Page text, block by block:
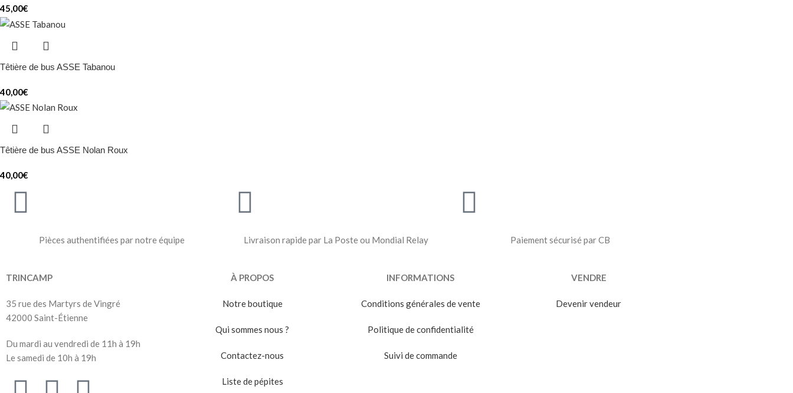
45,00€
Têtière de bus ASSE Tabanou
40,00€
Têtière de bus ASSE Nolan Roux
40,00€
Pièces authentifiées par notre équipe Livraison rapide par La Poste ou Mondial Relay Paiement sécurisé par CB
TRINCAMP
35 rue des Martyrs de Vingré
42000 Saint-Étienne
Du mardi au vendredi de 11h à 19h
Le samedi de 10h à 19h
À PROPOS
Notre boutique
Qui sommes nous ?
Contactez-nous
Liste de pépites
INFORMATIONS
Conditions générales de vente
Politique de confidentialité
Suivi de commande
VENDRE
Devenir vendeur